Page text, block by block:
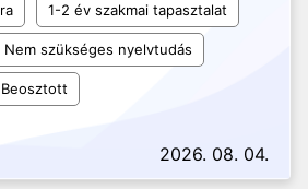
1-2 év szakmai tapasztalat
Nem szükséges nyelvtudás
Beosztott
2026. 08. 04.